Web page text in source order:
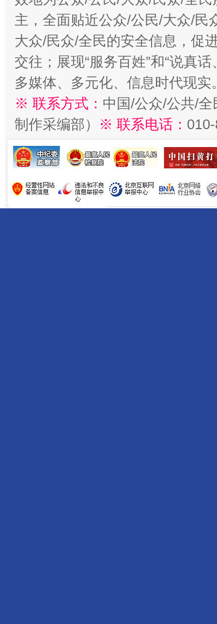
主，全面贴近公众/公民/大众/民
大众/民众/全民的安全信息，促
交往；展现“服务百姓”和“说真
多媒体、多元化、信息时代现实
※ 联系方式： 中国/公众/公共/
制作采编部）
※ 联系电话：